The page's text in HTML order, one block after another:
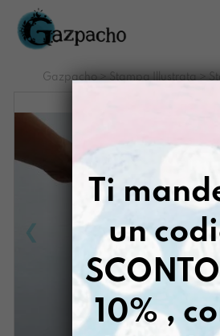
Salta
contenuto
Gazpacho > Stampa Illustrata >
Ti
un
10% ,